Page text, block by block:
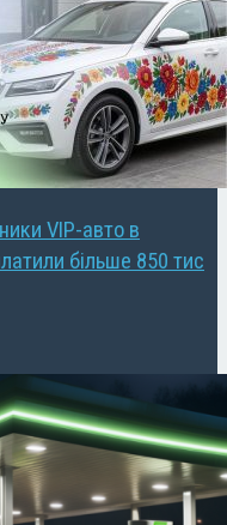
VIP-авто в
більше 850 тис